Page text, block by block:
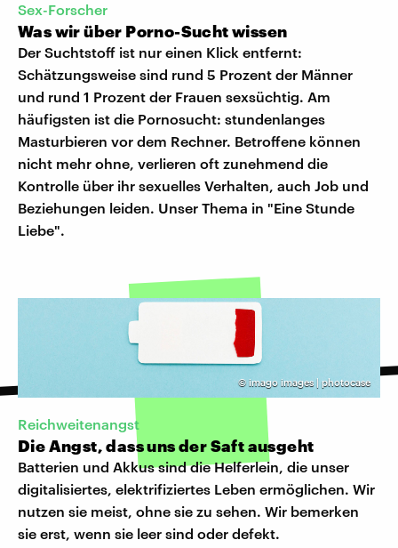
Sex-Forscher
Was wir über Porno-Sucht wissen
Der Suchtstoff ist nur einen Klick entfernt:
Schätzungsweise sind rund 5 Prozent der Männer
und rund 1 Prozent der Frauen sexsüchtig. Am
häufigsten ist die Pornosucht: stundenlanges
Masturbieren vor dem Rechner. Betroffene können
nicht mehr ohne, verlieren oft zunehmend die
Kontrolle über ihr sexuelles Verhalten, auch Job und
Beziehungen leiden. Unser Thema in "Eine Stunde
Liebe".
© imago images | photocase
Reichweitenangst
Die Angst, dass uns der Saft ausgeht
Batterien und Akkus sind die Helferlein, die unser
digitalisiertes, elektrifiziertes Leben ermöglichen. Wir
nutzen sie meist, ohne sie zu sehen. Wir bemerken
sie erst, wenn sie leer sind oder defekt.